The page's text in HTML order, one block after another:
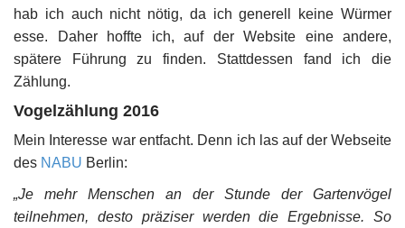
hab ich auch nicht nötig, da ich generell keine Würmer
esse. Daher hoffte ich, auf der Website eine andere,
spätere Führung zu finden. Stattdessen fand ich die
Zählung.
Vogelzählung 2016
Mein Interesse war entfacht. Denn ich las auf der Webseite
des NABU Berlin:
„Je mehr Menschen an der Stunde der Gartenvögel
teilnehmen, desto präziser werden die Ergebnisse. So